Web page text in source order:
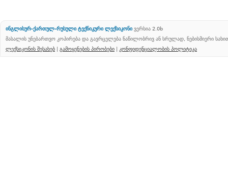
ინგლისურ-ქართულ-რუსული ტექნიკური ლექსიკონი ვერსია 2.0b
მასალის უნებართვო კოპირება და გავრცელება ნაწილობრივ ან სრულად, ნებისმიერი
ლექსიკონის შესახებ | გამოყენების პირობები | კონფიდენციალობის პოლიტიკა